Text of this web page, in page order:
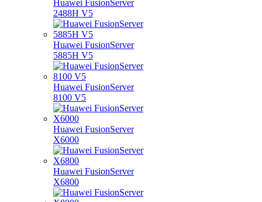
Huawei FusionServer
2488H V5
Huawei FusionServer
5885H V5
Huawei FusionServer
8100 V5
Huawei FusionServer
X6000
Huawei FusionServer
X6800